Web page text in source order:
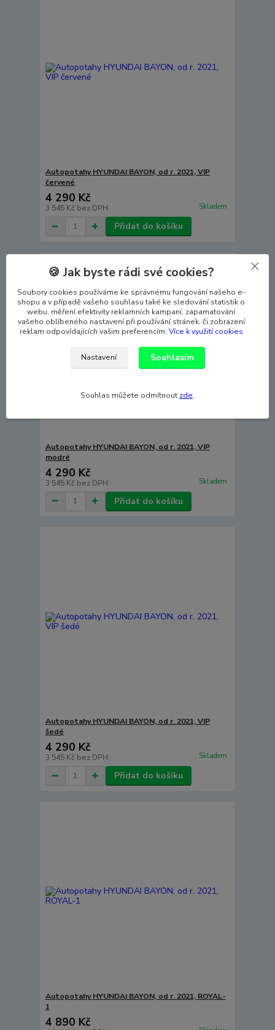
Autopotahy HYUNDAI BAYON, od r. 2021, VIP
červené
4 290 Kč
3 545 Kč bez DPH Skladem
Přidat do košíku
Autopotahy HYUNDAI BAYON, od r. 2021, VIP
modré
4 290 Kč
3 545 Kč bez DPH Skladem
Přidat do košíku
Autopotahy HYUNDAI BAYON, od r. 2021, VIP
šedé
4 290 Kč
3 545 Kč bez DPH Skladem
Přidat do košíku
Autopotahy HYUNDAI BAYON, od r. 2021, ROYAL-
1
4 890 Kč
🍪 Jak byste rádi své cookies?
Soubory cookies používáme ke správnému fungování našeho e-
shopu a v případě vašeho souhlasu také ke sledování statistik o
webu, měření efektivity reklamních kampaní, zapamatování
vašeho oblíbeného nastavení při používání stránek, či zobrazení
reklam odpovídajících vašim preferencím. Více k využití cookies
Nastavení Souhlasím
Souhlas můžete odmítnout zde.